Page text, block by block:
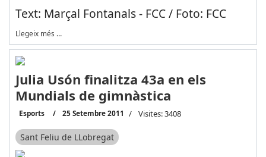
Text: Marçal Fontanals - FCC / Foto: FCC
Llegeix més …
Julia Usón finalitza 43a en els
Mundials de gimnàstica
Esports 25 Setembre 2011 Visites: 3408
Sant Feliu de LLobregat